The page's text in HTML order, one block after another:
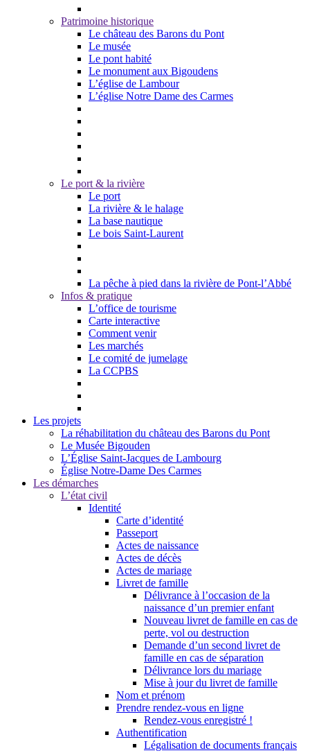
Patrimoine historique
Le château des Barons du Pont
Le musée
Le pont habité
Le monument aux Bigoudens
L’église de Lambour
L’église Notre Dame des Carmes
Le port & la rivière
Le port
La rivière & le halage
La base nautique
Le bois Saint-Laurent
La pêche à pied dans la rivière de Pont-l’Abbé
Infos & pratique
L’office de tourisme
Carte interactive
Comment venir
Les marchés
Le comité de jumelage
La CCPBS
Les projets
La réhabilitation du château des Barons du Pont
Le Musée Bigouden
L’Église Saint-Jacques de Lambourg
Église Notre-Dame Des Carmes
Les démarches
L’état civil
Identité
Carte d’identité
Passeport
Actes de naissance
Actes de décès
Actes de mariage
Livret de famille
Délivrance à l’occasion de la
naissance d’un premier enfant
Nouveau livret de famille en cas de
perte, vol ou destruction
Demande d’un second livret de
famille en cas de séparation
Délivrance lors du mariage
Mise à jour du livret de famille
Nom et prénom
Prendre rendez-vous en ligne
Rendez-vous enregistré !
Authentification
Légalisation de documents français